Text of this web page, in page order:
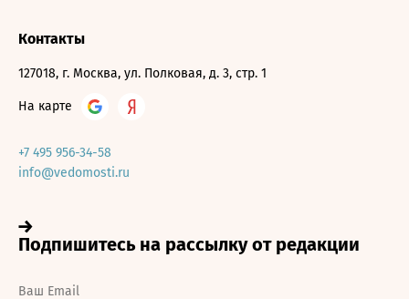
Контакты
127018, г. Москва, ул. Полковая, д. 3, стр. 1
На карте
+7 495 956-34-58
info@vedomosti.ru